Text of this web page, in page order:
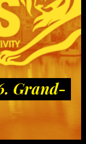
Grand-